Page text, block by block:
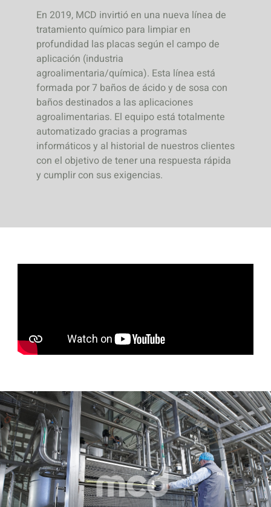
En 2019, MCD invirtió en una nueva línea de
tratamiento químico para limpiar en
profundidad las placas según el campo de
aplicación (industria
agroalimentaria/química). Esta línea está
formada por 7 baños de ácido y de sosa con
baños destinados a las aplicaciones
agroalimentarias. El equipo está totalmente
automatizado gracias a programas
informáticos y al historial de nuestros clientes
con el objetivo de tener una respuesta rápida
y cumplir con sus exigencias.